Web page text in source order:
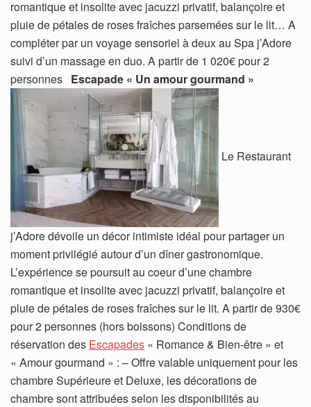
romantique et insolite avec jacuzzi privatif, balançoire et
pluie de pétales de roses fraîches parsemées sur le lit… A
compléter par un voyage sensoriel à deux au Spa j’Adore
suivi d’un massage en duo. A partir de 1 020€ pour 2
personnes Escapade « Un amour gourmand »
Le Restaurant
j’Adore dévoile un décor intimiste idéal pour partager un
moment privilégié autour d’un dîner gastronomique.
L’expérience se poursuit au coeur d’une chambre
romantique et insolite avec jacuzzi privatif, balançoire et
pluie de pétales de roses fraîches sur le lit. A partir de 930€
pour 2 personnes (hors boissons) Conditions de
réservation des Escapades « Romance & Bien-être » et
« Amour gourmand » : – Offre valable uniquement pour les
chambre Supérieure et Deluxe, les décorations de
chambre sont attribuées selon les disponibilités au